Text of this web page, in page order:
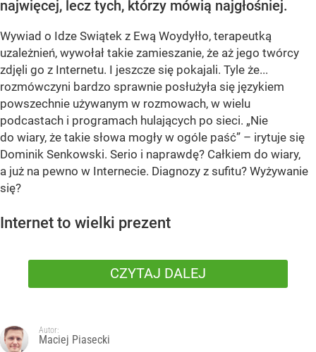
najwięcej, lecz tych, którzy mówią najgłośniej.
Wywiad o Idze Swiątek z Ewą Woydyłło, terapeutką
uzależnień, wywołał takie zamieszanie, że aż jego twórcy
zdjęli go z Internetu. I jeszcze się pokajali. Tyle że...
rozmówczyni bardzo sprawnie posłużyła się językiem
powszechnie używanym w rozmowach, w wielu
podcastach i programach hulających po sieci. „Nie
do wiary, że takie słowa mogły w ogóle paść” – irytuje się
Dominik Senkowski. Serio i naprawdę? Całkiem do wiary,
a już na pewno w Internecie. Diagnozy z sufitu? Wyżywanie
się?
Internet to wielki prezent
CZYTAJ DALEJ
Autor:
Maciej Piasecki